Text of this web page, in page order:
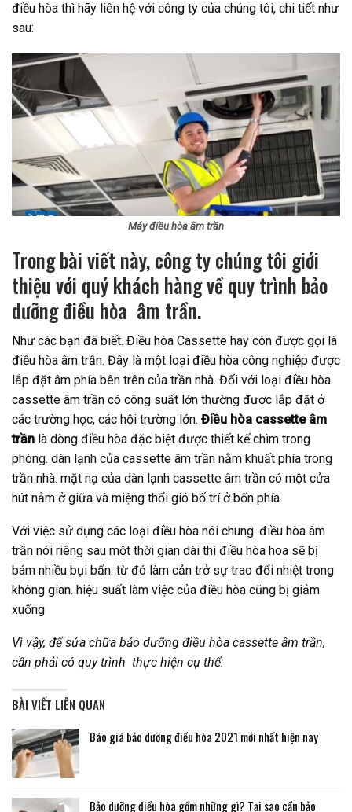
điều hòa thì hãy liên hệ với công ty của chúng tôi, chi tiết như
sau:
Máy điều hòa âm trần
Trong bài viết này, công ty chúng tôi giới
thiệu với quý khách hàng về quy trình bảo
dưỡng điều hòa âm trần.
Như các bạn đã biết. Điều hòa Cassette hay còn được gọi là
điều hòa âm trần. Đây là một loại điều hòa công nghiệp được
lắp đặt âm phía bên trên của trần nhà. Đối với loại điều hòa
cassette âm trần có công suất lớn thường được lắp đặt ở
các trường học, các hội trường lớn. Điều hòa cassette âm
trần là dòng điều hòa đặc biệt được thiết kế chìm trong
phòng. dàn lạnh của cassette âm trần nằm khuất phía trong
trần nhà. mặt nạ của dàn lạnh cassette âm trần có một cửa
hút nằm ở giữa và miệng thổi gió bố trí ở bốn phía.
Với việc sử dụng các loại điều hòa nói chung. điều hòa âm
trần nói riêng sau một thời gian dài thì điều hòa hoa sẽ bị
bám nhiều bụi bẩn. từ đó làm cản trở sự trao đổi nhiệt trong
không gian. hiệu suất làm việc của điều hòa cũng bị giảm
xuống
Vì vậy, để sửa chữa bảo dưỡng điều hòa cassette âm trần,
cần phải có quy trình thực hiện cụ thể:
BÀI VIẾT LIÊN QUAN
Báo giá bảo dưỡng điều hòa 2021 mới nhất hiện nay
Bảo dưỡng điều hòa gồm những gì? Tại sao cần bảo